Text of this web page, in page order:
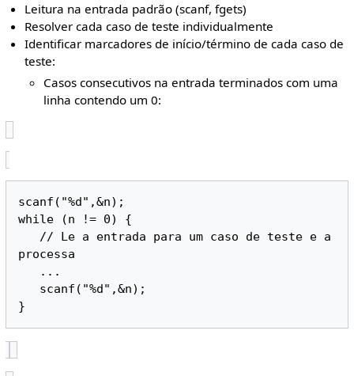
Leitura na entrada padrão (scanf, fgets)
Resolver cada caso de teste individualmente
Identificar marcadores de início/término de cada caso de
teste:
Casos consecutivos na entrada terminados com uma
linha contendo um 0:
scanf("%d",&n);
while (n != 0) {
processa